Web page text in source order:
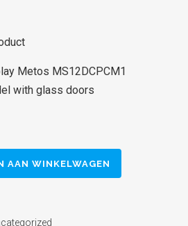
Metos MS12DCPCM1
with glass doors
AAN WINKELWAGEN